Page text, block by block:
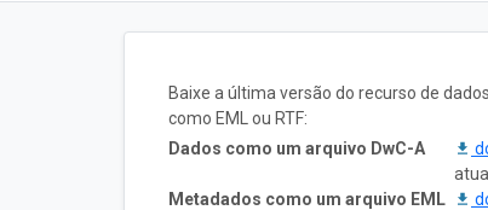
Baixe a última versão do recurso de
como EML ou RTF:
Dados como um arquivo DwC-A
Metadados como um arquivo EML